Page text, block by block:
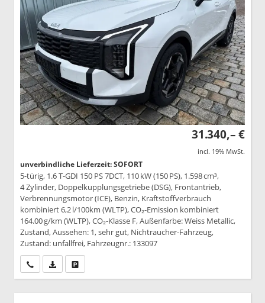
31.340,– €
incl. 19% MwSt.
unverbindliche Lieferzeit: SOFORT
5-türig, 1.6 T-GDI 150 PS 7DCT, 110 kW (150 PS), 1.598 cm³,
4 Zylinder, Doppelkupplungsgetriebe (DSG), Frontantrieb,
Verbrennungsmotor (ICE), Benzin, Kraftstoffverbrauch
kombiniert 6,2 l/100km (WLTP), CO₂-Emission kombiniert
164.00 g/km (WLTP), CO₂-Klasse F, Außenfarbe: Weiss Metallic,
Zustand, Aussehen: 1, sehr gut, Nichtraucher-Fahrzeug,
Zustand: unfallfrei, Fahrzeugnr.: 133097
Wir rufen Sie anPDF-Datei, Fahrzeugexposé drucken